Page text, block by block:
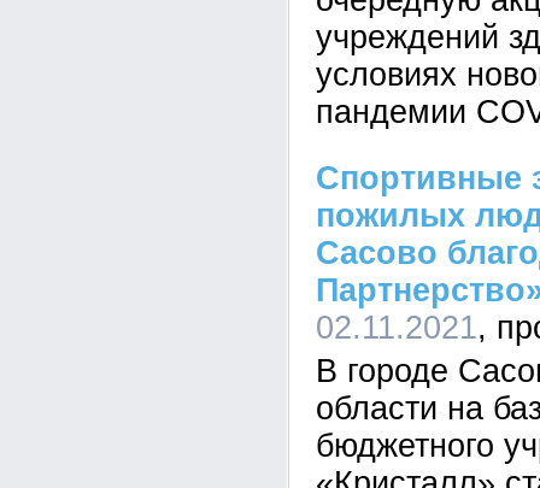
учреждений
условиях
пандемии
Спортивные
пожилых
Сасово
02.11.2021
В городе
области на
бюджетного